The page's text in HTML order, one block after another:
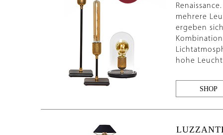
mehrere
ergeben
hohe
SHOP